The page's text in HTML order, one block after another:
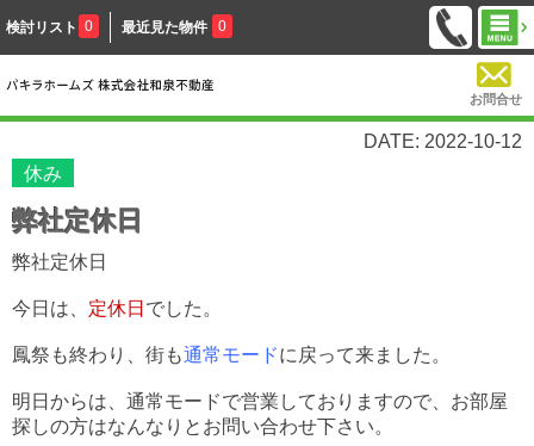
検討リスト 0 最近見た物件 0
お問合せ
DATE: 2022-10-12
休み
弊社定休日
弊社定休日
今日は、 定休日 でした。
鳳祭も終わり、街も通常モードに戻って来ました。
明日からは、通常モードで営業しておりますので、お部屋
探しの方はなんなりとお問い合わせ下さい。